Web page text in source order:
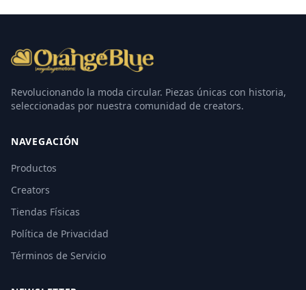
Revolucionando la moda circular. Piezas únicas con historia,
seleccionadas por nuestra comunidad de creators.
NAVEGACIÓN
Productos
Creators
Tiendas Físicas
Política de Privacidad
Términos de Servicio